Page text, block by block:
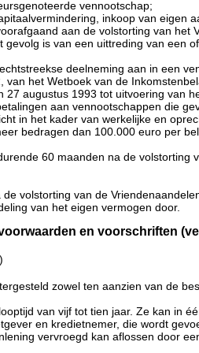
vennootschap;
inkoop van eigen
aan de volstorting van
gevolg is van een uittreding van een
deelneming aan in een
van het Wetboek van de
27 augustus 1993 tot uitvoering van
aan vennootschappen die
in het kader van werkelijke en
bedragen dan 100.000 euro per
60 maanden na de
volstorting van de
van het eigen vermogen door.
en voorschriften
zowel ten aanzien van de
van vijf tot tien jaar. Ze kan in
en kredietnemer, die wordt
vervroegd kan aflossen door